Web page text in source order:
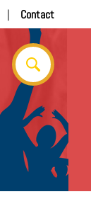
Contact